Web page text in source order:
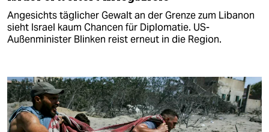
Angesichts täglicher Gewalt an der Grenze zum Libanon
sieht Israel kaum Chancen für Diplomatie. US-
Außenminister Blinken reist erneut in die Region.